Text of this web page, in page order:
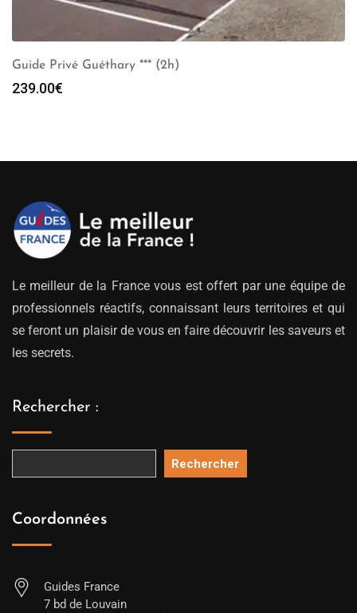
Guide Privé Guéthary *** (2h)
239.00€
Le meilleur de la France vous est offert par une équipe de
professionnels réactifs, connaissant leurs territoires et qui
se feront un plaisir de vous en faire découvrir les saveurs et
les secrets.
Rechercher :
Rechercher
Coordonnées
Guides France
7 bd de Louvain